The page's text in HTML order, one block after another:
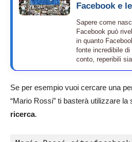
Facebook e
Sapere come
Facebook può
in quanto
fonte incredibile
conto, reperibili
Se per esempio vuoi cercare una
“Mario Rossi” ti basterà utilizzare la
ricerca.